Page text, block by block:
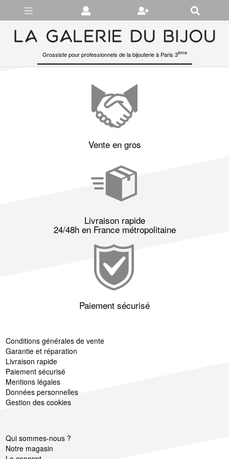
Grossiste pour professionnels de la bijouterie à Paris 3ème
Vente en gros
Livraison rapide
24/48h en France métropolitaine
Paiement sécurisé
Conditions générales de vente
Garantie et réparation
Livraison rapide
Paiement sécurisé
Mentions légales
Données personnelles
Gestion des cookies
Qui sommes-nous ?
Notre magasin
Gérer les préférences en matière de cookies